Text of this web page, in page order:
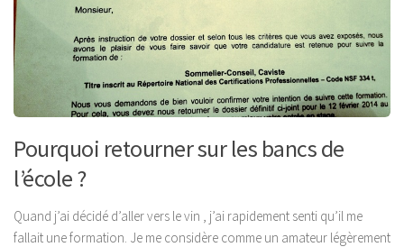
Pourquoi retourner sur les bancs de
l’école ?
Quand j’ai décidé d’aller vers le vin , j’ai rapidement senti qu’il me
fallait une formation. Je me considère comme un amateur légèrement